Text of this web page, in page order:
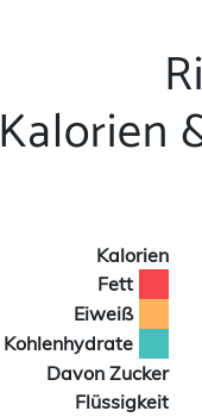
Kalorien
Kalorien
Fett
Eiweiß
Kohlenhydrate
Davon Zucker
Flüssigkeit